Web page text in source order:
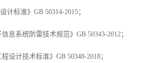
计标准》GB 50314-2015；
息系统防雷技术规范》GB 50343-2012；
设计技术标准》GB 50348-2018；